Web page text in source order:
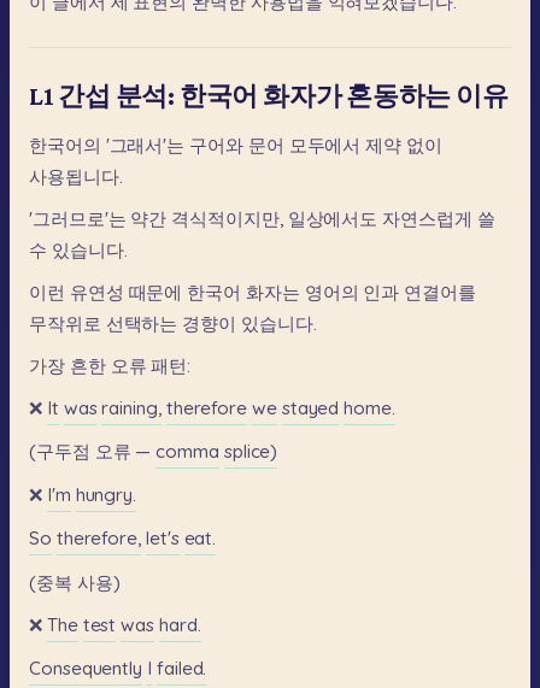
L1 간섭 분석: 한국어 화자가 혼동하는 이유
한국어의 '그래서'는 구어와 문어 모두에서 제약 없이
사용됩니다.
'그러므로'는 약간 격식적이지만, 일상에서도 자연스럽게 쓸
수 있습니다.
이런 유연성 때문에 한국어 화자는 영어의 인과 연결어를
무작위로 선택하는 경향이 있습니다.
가장 흔한 오류 패턴:
❌ It was raining, therefore we stayed home.
(구두점 오류 — comma splice)
❌ I'm hungry.
So therefore, let's eat.
(중복 사용)
❌ The test was hard.
Consequently I failed.